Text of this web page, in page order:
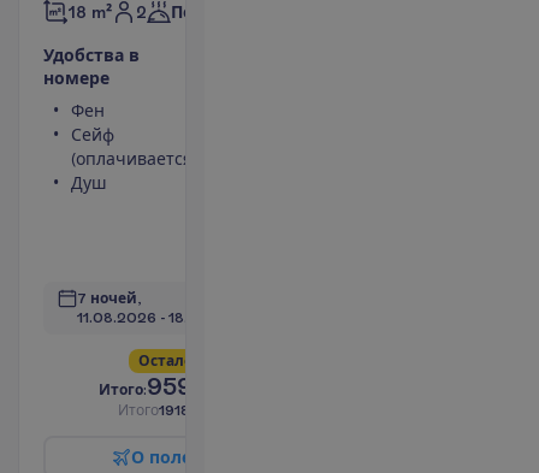
18 m² 2 Полупансион
Удобства в
номере
Фен
Сейф
(оплачивается)
Душ
7 ночей,
11.08.2026 - 18.08.2026
Остало
Итого:959.00
Итого1918.00
О поле